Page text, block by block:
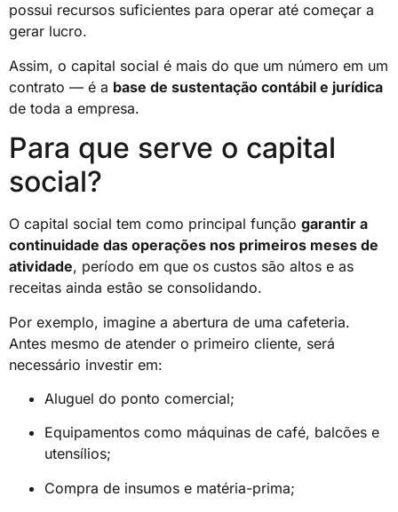
possui recursos suficientes para operar até começar a
gerar lucro.
Assim, o capital social é mais do que um número em um
contrato — é a base de sustentação contábil e jurídica
de toda a empresa.
Para que serve o capital
social?
O capital social tem como principal função garantir a
continuidade das operações nos primeiros meses de
atividade, período em que os custos são altos e as
receitas ainda estão se consolidando.
Por exemplo, imagine a abertura de uma cafeteria.
Antes mesmo de atender o primeiro cliente, será
necessário investir em:
Aluguel do ponto comercial;
Equipamentos como máquinas de café, balcões e
utensílios;
Compra de insumos e matéria-prima;